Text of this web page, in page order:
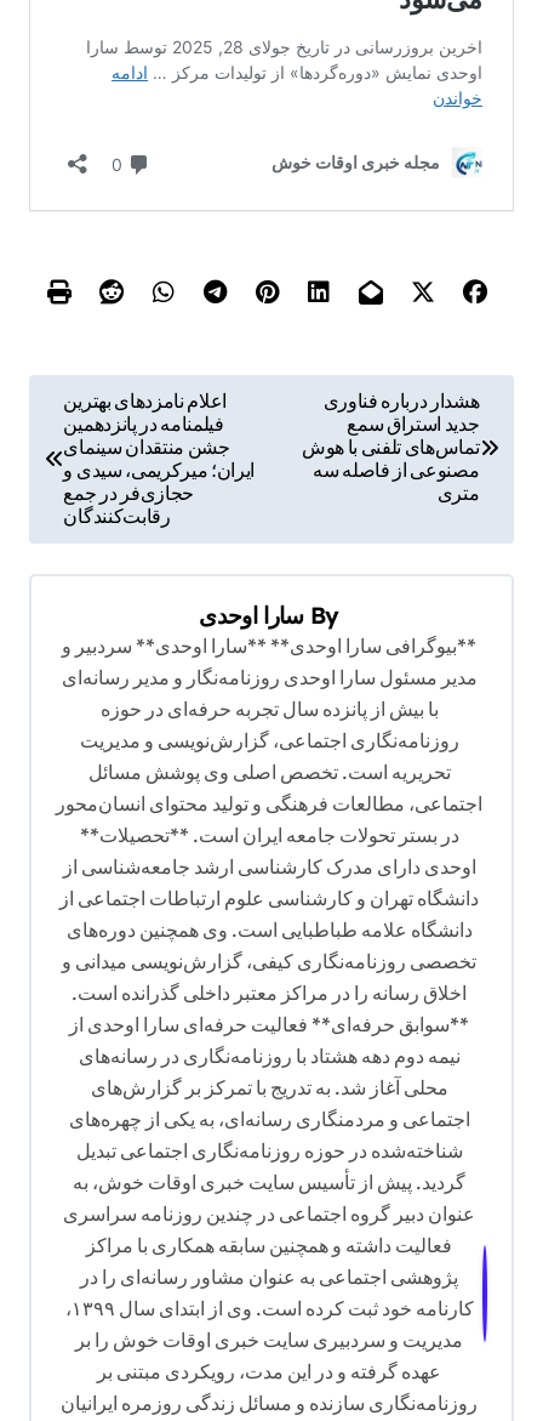
ر
هشدار درباره فناوری
جدید استراق سمع
تماس‌های تلفنی با هوش
مصنوعی از فاصله سه
متری
اعلام نامزدهای بهترین
فیلمنامه در پانزدهمین
جشن منتقدان سینمای
ایران؛ میرکریمی، سیدی و
حجازی‌فر در جمع
رقابت‌کنندگان
By سارا اوحدی
**بیوگرافی سارا اوحدی** **سارا اوحدی** سردبیر و
مدیر مسئول سارا اوحدی روزنامه‌نگار و مدیر رسانه‌ای
با بیش از پانزده سال تجربه حرفه‌ای در حوزه
روزنامه‌نگاری اجتماعی، گزارش‌نویسی و مدیریت
تحریریه است. تخصص اصلی وی پوشش مسائل
اجتماعی، مطالعات فرهنگی و تولید محتوای انسان‌محور
در بستر تحولات جامعه ایران است. **تحصیلات**
اوحدی دارای مدرک کارشناسی ارشد جامعه‌شناسی از
دانشگاه تهران و کارشناسی علوم ارتباطات اجتماعی از
دانشگاه علامه طباطبایی است. وی همچنین دوره‌های
تخصصی روزنامه‌نگاری کیفی، گزارش‌نویسی میدانی و
اخلاق رسانه را در مراکز معتبر داخلی گذرانده است.
**سوابق حرفه‌ای** فعالیت حرفه‌ای سارا اوحدی از
نیمه دوم دهه هشتاد با روزنامه‌نگاری در رسانه‌های
محلی آغاز شد. به تدریج با تمرکز بر گزارش‌های
اجتماعی و مردمنگاری رسانه‌ای، به یکی از چهره‌های
شناخته‌شده در حوزه روزنامه‌نگاری اجتماعی تبدیل
گردید. پیش از تأسیس سایت خبری اوقات خوش، به
عنوان دبیر گروه اجتماعی در چندین روزنامه سراسری
فعالیت داشته و همچنین سابقه همکاری با مراکز
پژوهشی اجتماعی به عنوان مشاور رسانه‌ای را در
کارنامه خود ثبت کرده است. وی از ابتدای سال ۱۳۹۹،
مدیریت و سردبیری سایت خبری اوقات خوش را بر
عهده گرفته و در این مدت، رویکردی مبتنی بر
روزنامه‌نگاری سازنده و مسائل زندگی روزمره ایرانیان